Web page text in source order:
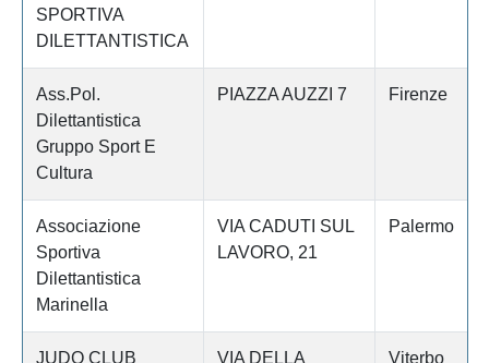
SPORTIVA
DILETTANTISTICA
Ass.Pol.
Dilettantistica
Gruppo Sport E
Cultura
PIAZZA AUZZI 7 Firenze
Associazione
Sportiva
Dilettantistica
Marinella
VIA CADUTI SUL
LAVORO, 21
Palermo
JUDO CLUB
VIA DELLA
Viterbo